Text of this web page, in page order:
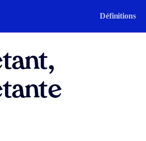
Définitions